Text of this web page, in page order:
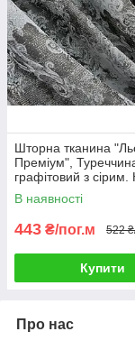
Шторна тканина
Преміум",
графітовий з сірим.
1838ш
В наявності
443 ₴/пог.м 522
Купити
Про нас